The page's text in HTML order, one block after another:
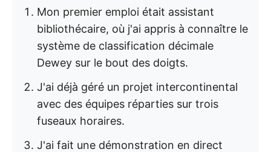
Mon premier emploi était assistant
bibliothécaire, où j'ai appris à connaître le
système de classification décimale
Dewey sur le bout des doigts.
J'ai déjà géré un projet intercontinental
avec des équipes réparties sur trois
fuseaux horaires.
J'ai fait une démonstration en direct